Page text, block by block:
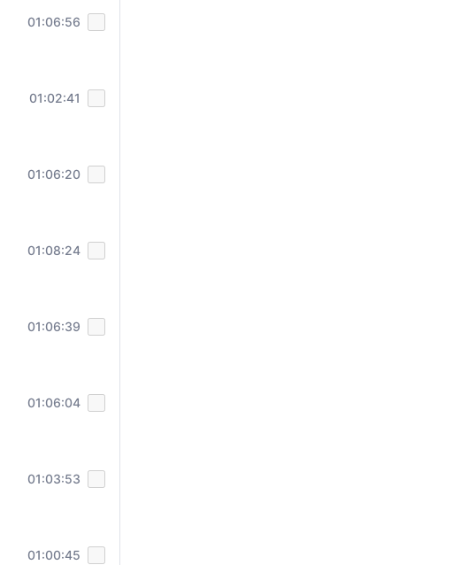
01:06:56
01:02:41
01:06:20
01:08:24
01:06:39
01:06:04
01:03:53
01:00:45